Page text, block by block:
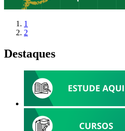
1
2
Destaques